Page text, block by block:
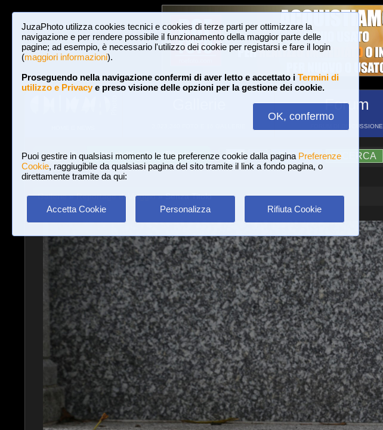
JuzaPhoto utilizza cookies tecnici e cookies di terze parti per ottimizzare la
navigazione e per rendere possibile il funzionamento della maggior parte delle
pagine; ad esempio, è necessario l'utilizzo dei cookie per registarsi e fare il login
(maggiori informazioni).
Proseguendo nella navigazione confermi di aver letto e accettato i Termini di
utilizzo e Privacye preso visione delle opzioni per la gestione dei cookie.
OK, confermo
Puoi gestire in qualsiasi momento le tue preferenze cookie dalla pagina Preferenze
Cookie, raggiugibile da qualsiasi pagina del sito tramite il link a fondo pagina, o
direttamente tramite da qui:
Accetta Cookie Personalizza Rifiuta Cookie
Forum
FORUM DI DISCUSSIONE
Login Iscriviti a JuzaPhoto! A A ?AIUTO RICERCA
Gallerie»Reportage di Viaggio» Senza Titolo